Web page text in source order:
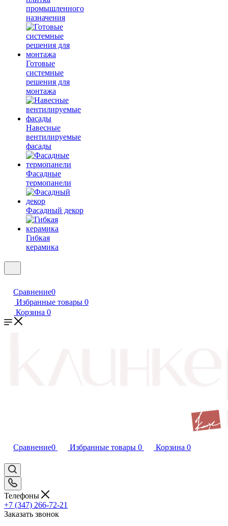
промышленного
назначения
Готовые
системные
решения для
монтажа
Навесные
вентилируемые
фасады
Фасадные
термопанели
Фасадный декор
Гибкая
керамика
Сравнение0
Избранные товары 0
Корзина 0
Сравнение0 Избранные товары 0 Корзина 0
Телефоны
+7 (347) 266-72-21
Заказать звонок